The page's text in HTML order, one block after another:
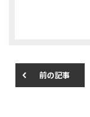
o
k
前の記事